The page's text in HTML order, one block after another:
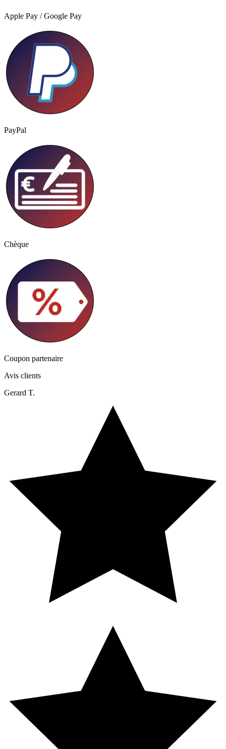
Apple Pay / Google Pay
PayPal
Chèque
Coupon partenaire
Avis clients
Gerard T.